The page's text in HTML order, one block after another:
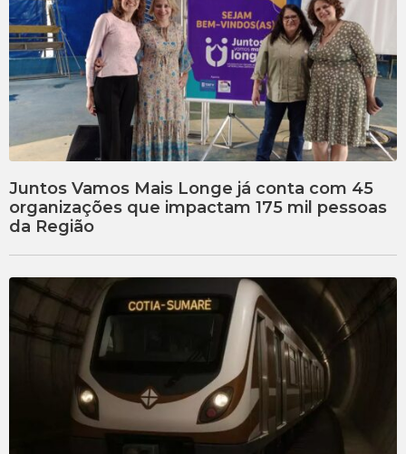
Juntos Vamos Mais Longe já conta com 45
organizações que impactam 175 mil pessoas
da Região